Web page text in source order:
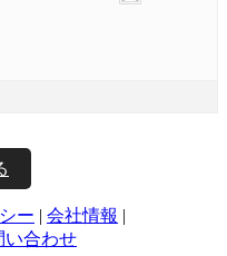
ー | 会社情報 |
い合わせ